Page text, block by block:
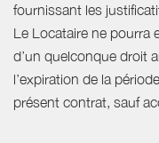
fournissant les
Le Locataire ne pourra
d’un quelconque droit
l’expiration de la
présent contrat, sauf